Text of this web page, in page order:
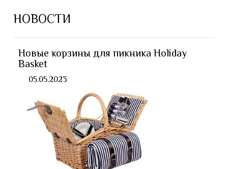
НОВОСТИ
Новые корзины для пикника Holiday
Basket
05.05.2023